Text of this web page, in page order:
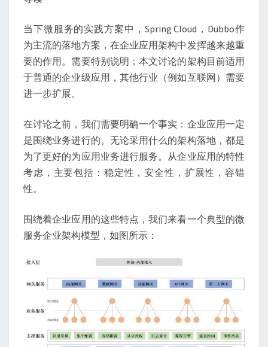
当下微服务的实践方案中，Spring Cloud，Dubbo作
为主流的落地方案，在企业应用架构中发挥越来越重
要的作用。需要特别说明：本文讨论的架构目前适用
于普通的企业级应用，其他行业（例如互联网）需要
进一步扩展。
在讨论之前，我们需要明确一个事实：企业应用一定
是围绕业务进行的。无论采用什么的架构落地，都是
为了更好的为应用业务进行服务。从企业应用的特性
考虑，主要包括：稳定性，安全性，扩展性，容错
性。
围绕着企业应用的这些特点，我们来看一个典型的微
服务企业架构模型，如图所示：